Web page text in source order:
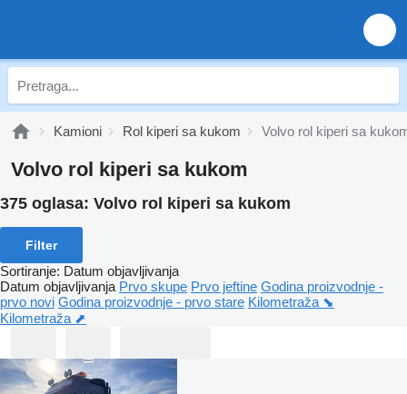
Kamioni Rol kiperi sa kukom Volvo rol kiperi sa
Volvo rol kiperi sa kukom
375 oglasa: Volvo rol kiperi sa kukom
Filter
Sortiranje: Datum objavljivanja
Datum objavljivanja Prvo skupe Prvo jeftine Godina proizvodnje -
prvo novi Godina proizvodnje - prvo stare Kilometraža ⬊
Kilometraža ⬈